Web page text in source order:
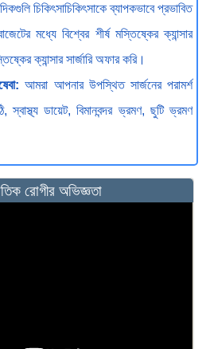
চিকিৎসাচিকিৎসাকে ব্যাপকভাবে প্রভাবিত
মধ্যে বিশ্বের শীর্ষ মস্তিষ্কের ক্যান্সার
ক্যান্সার সার্জারি অফার করি।
আমরা আপনার উপস্থিত সার্জনের পরামর্শ
স্বাস্থ্য ডায়েট, বিমানবন্দর ভ্রমণ, ছুটি ভ্রমণ
রোগীর অভিজ্ঞতা